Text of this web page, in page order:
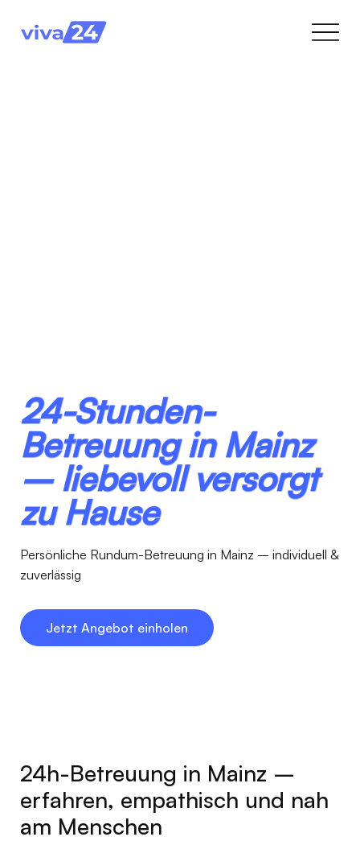
24-Stunden-
Betreuung in Mainz
– liebevoll versorgt
zu Hause
Persönliche Rundum-Betreuung in Mainz – individuell &
zuverlässig
Jetzt Angebot einholen
24h-Betreuung in Mainz –
erfahren, empathisch und nah
am Menschen